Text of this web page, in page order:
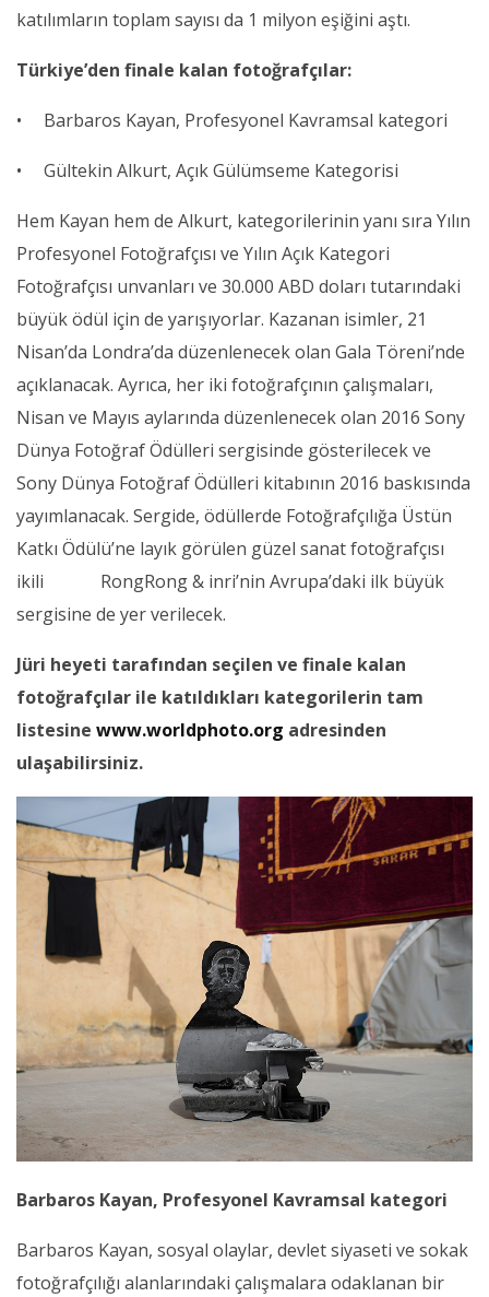
katılımların toplam sayısı da 1 milyon eşiğini aştı.
Türkiye’den finale kalan fotoğrafçılar:
• Barbaros Kayan, Profesyonel Kavramsal kategori
• Gültekin Alkurt, Açık Gülümseme Kategorisi
Hem Kayan hem de Alkurt, kategorilerinin yanı sıra Yılın
Profesyonel Fotoğrafçısı ve Yılın Açık Kategori
Fotoğrafçısı unvanları ve 30.000 ABD doları tutarındaki
büyük ödül için de yarışıyorlar. Kazanan isimler, 21
Nisan’da Londra’da düzenlenecek olan Gala Töreni’nde
açıklanacak. Ayrıca, her iki fotoğrafçının çalışmaları,
Nisan ve Mayıs aylarında düzenlenecek olan 2016 Sony
Dünya Fotoğraf Ödülleri sergisinde gösterilecek ve
Sony Dünya Fotoğraf Ödülleri kitabının 2016 baskısında
yayımlanacak. Sergide, ödüllerde Fotoğrafçılığa Üstün
Katkı Ödülü’ne layık görülen güzel sanat fotoğrafçısı
ikili RongRong & inri’nin Avrupa’daki ilk büyük
sergisine de yer verilecek.
Jüri heyeti tarafından seçilen ve finale kalan
fotoğrafçılar ile katıldıkları kategorilerin tam
listesine www.worldphoto.org adresinden
ulaşabilirsiniz.
Barbaros Kayan, Profesyonel Kavramsal kategori
Barbaros Kayan, sosyal olaylar, devlet siyaseti ve sokak
fotoğrafçılığı alanlarındaki çalışmalara odaklanan bir